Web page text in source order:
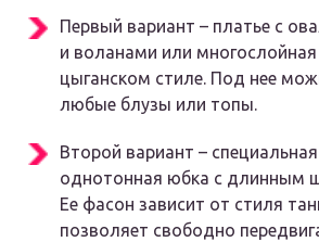
Первый вариант – платье с
и воланами или
цыганском стиле. Под нее
любые блузы или топы.
Второй вариант –
однотонная юбка с длинным
Ее фасон зависит от стиля
позволяет свободно